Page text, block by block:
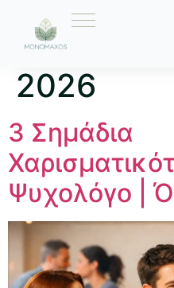
Ημέρα:
2026
3 Σημάδια
Ψυχολόγο |